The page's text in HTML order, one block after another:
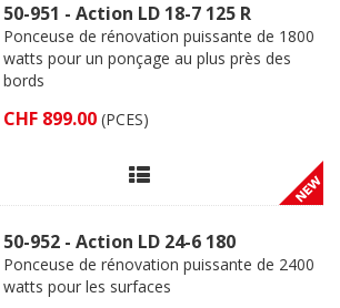
50-951 - Action LD 18-7 125 R
Ponceuse de rénovation puissante de 1800
watts pour un ponçage au plus près des
bords
CHF 899.00 (PCES)
50-952 - Action LD 24-6 180
Ponceuse de rénovation puissante de 2400
watts pour les surfaces